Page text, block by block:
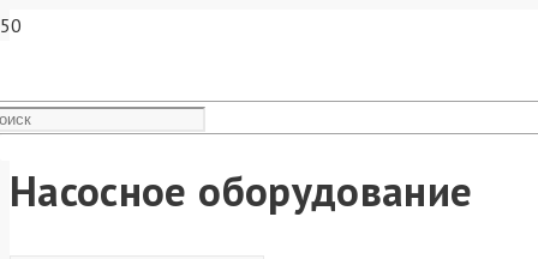
Насосное оборудование